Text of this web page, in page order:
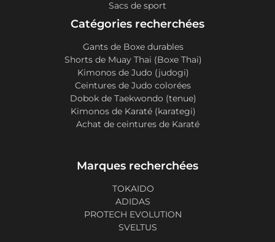
Sacs de sport
Catégories recherchées
Gants de Boxe durables
Shorts de Muay Thai (Boxe Thai)
Kimonos de Judo (judogi)
Ceintures de Judo colorées
Dobok de Taekwondo (tenue)
Kimonos de Karaté (karategi)
Achat de ceintures de Karaté
Marques recherchées
TOKAIDO
ADIDAS
PROTECH EVOLUTION
SVELTUS